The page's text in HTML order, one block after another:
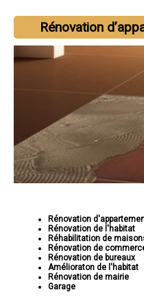
Rénovation
Rénovation
Rénovation de l'habitat
Réhabilitation de
Rénovation de
Rénovation de bureaux
Amélioraton de l'habitat
Rénovation de mairie
Garage